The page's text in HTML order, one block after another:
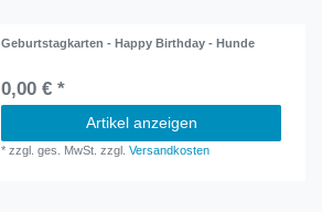
Geburtstagkarten - Happy Birthday - Hunde
0,00 € *
Artikel anzeigen
*zzgl. ges. MwSt. zzgl.Versandkosten